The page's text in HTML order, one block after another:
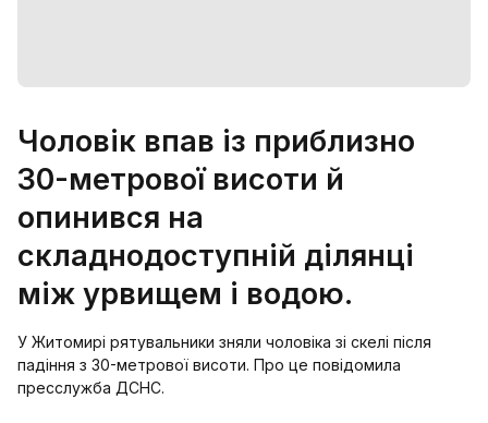
Чоловік впав із приблизно
30-метрової висоти й
опинився на
складнодоступній ділянці
між урвищем і водою.
У Житомирі рятувальники зняли чоловіка зі скелі після
падіння з 30-метрової висоти. Про це повідомила
пресслужба ДСНС.